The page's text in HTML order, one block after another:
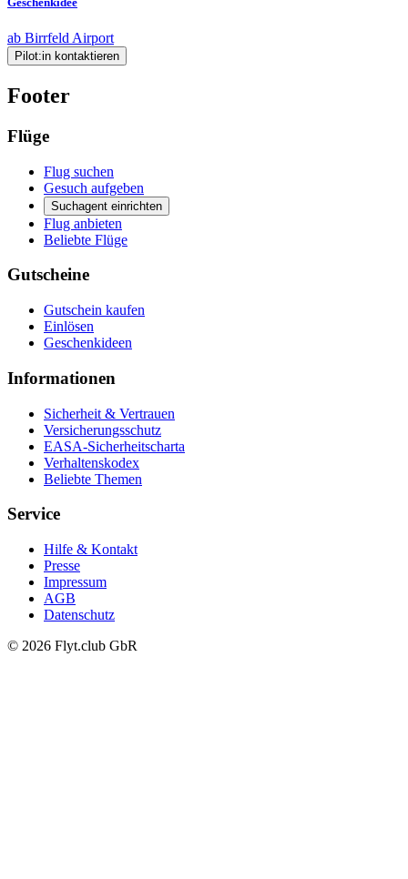
ab Birrfeld Airport
Pilot:in kontaktieren
Footer
Flüge
Flug suchen
Gesuch aufgeben
Suchagent einrichten
Flug anbieten
Beliebte Flüge
Gutscheine
Gutschein kaufen
Einlösen
Geschenkideen
Informationen
Sicherheit & Vertrauen
Versicherungsschutz
EASA-Sicherheitscharta
Verhaltenskodex
Beliebte Themen
Service
Hilfe & Kontakt
Presse
Impressum
AGB
Datenschutz
© 2026 Flyt.club GbR